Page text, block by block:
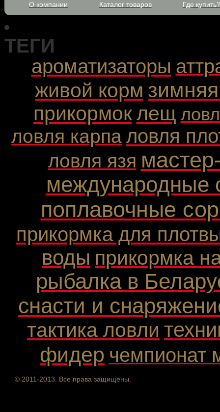
О компании Каталог товаров Где купить?
ТЕГИ
ароматизаторы
живой корм
прикормок лещ
ловля карпа ловля
ловля язя
международные
поплавочные
прикормка для
воды прикормка
рыбалка в
снасти и
тактика ловли
фидер чемпионат
© 2011-2013. Все права защищены.